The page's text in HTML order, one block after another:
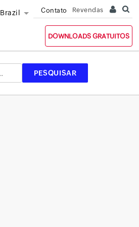
Brazil Contato Revendas
DOWNLOADS GRATUITOS